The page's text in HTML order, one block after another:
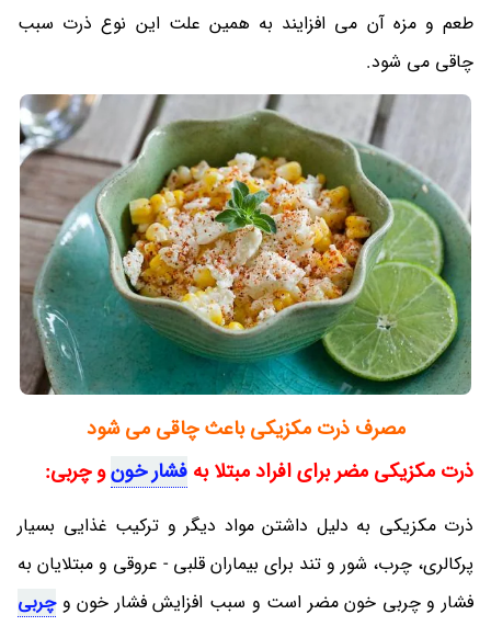
طعم و مزه آن می افزایند به همین علت این نوع ذرت سبب
چاقی می شود.
مصرف ذرت مکزیکی باعث چاقی می شود
ذرت مکزیکی مضر برای افراد مبتلا به فشار خونو چربی:
ذرت مکزیکی به دلیل داشتن مواد دیگر و ترکیب غذایی بسیار
پرکالری، چرب، شور و تند برای بیماران قلبی - عروقی و مبتلایان به
فشار و چربی خون مضر است و سبب افزایش فشار خون وچربی